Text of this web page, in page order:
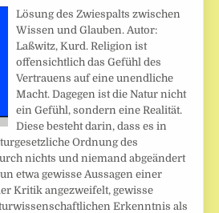
Lösung des Zwiespalts zwischen
Wissen und Glauben. Autor:
Laßwitz, Kurd. Religion ist
offensichtlich das Gefühl des
Vertrauens auf eine unendliche
Macht. Dagegen ist die Natur nicht
ein Gefühl, sondern eine Realität.
Diese besteht darin, dass es in
Ordnung des
nichts und niemand abgeändert
etwa gewisse Aussagen einer
Kritik angezweifelt, gewisse
Erkenntnis als